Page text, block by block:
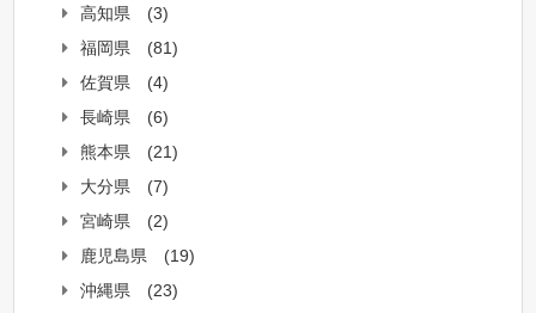
高知県
(3)
福岡県
(81)
佐賀県
(4)
長崎県
(6)
熊本県
(21)
大分県
(7)
宮崎県
(2)
鹿児島県
(19)
沖縄県
(23)